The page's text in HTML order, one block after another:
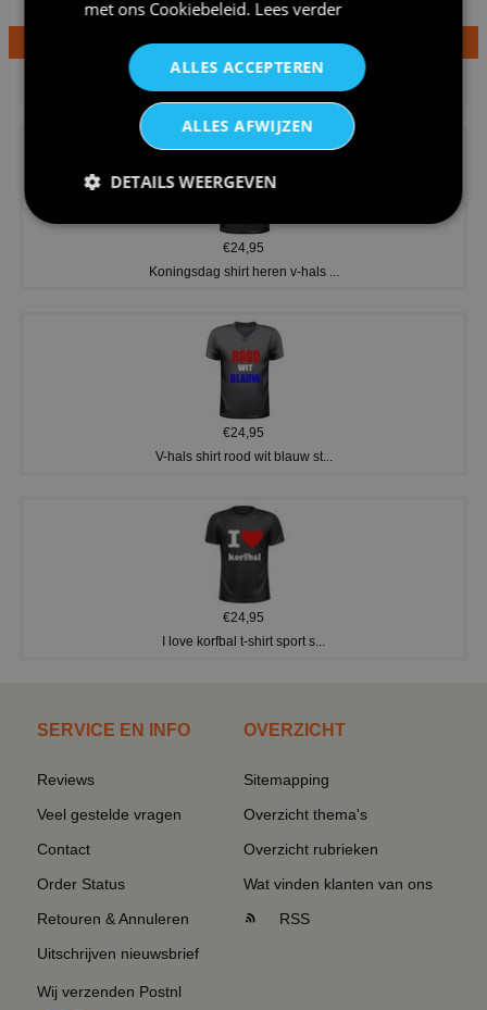
€24,95
€24,95
Koningsdag shirt heren v-hals ...
€24,95
V-hals shirt rood wit blauw st...
€24,95
I love korfbal t-shirt sport s...
SERVICE EN INFO
Reviews
Veel gestelde vragen
Contact
Order Status
Retouren & Annuleren
Uitschrijven nieuwsbrief
Wij verzenden Postnl
OVERZICHT
Sitemapping
Overzicht thema's
Overzicht rubrieken
Wat vinden klanten van ons
RSS
met ons Cookiebeleid. Lees verder
ALLES ACCEPTEREN
ALLES AFWIJZEN
DETAILS WEERGEVEN